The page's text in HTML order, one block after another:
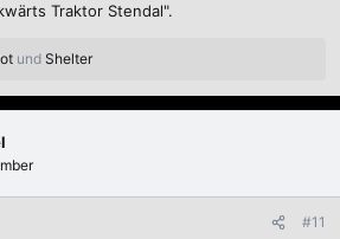
Traktor Stendal".
und Shelter
#11